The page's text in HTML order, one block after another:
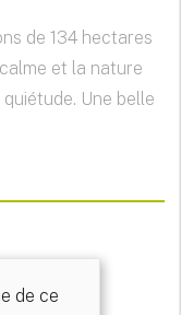
de 134 hectares
et la nature
Une belle
de ce